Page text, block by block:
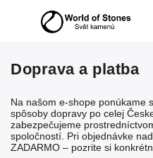
Doprava a platba
Na našom e-shope ponúkame
spôsoby dopravy po celej
zabezpečujeme
spoločností. Pri objednávke
ZADARMO – pozrite si